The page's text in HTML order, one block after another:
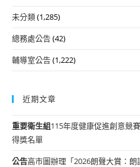
未分類(1,285)
總務處公告(42)
輔導室公告(1,222)
近期文章
重要衛生組115年度健康促進創意競
得獎名單
公告高市圖辦理「2026朗聲大賞：